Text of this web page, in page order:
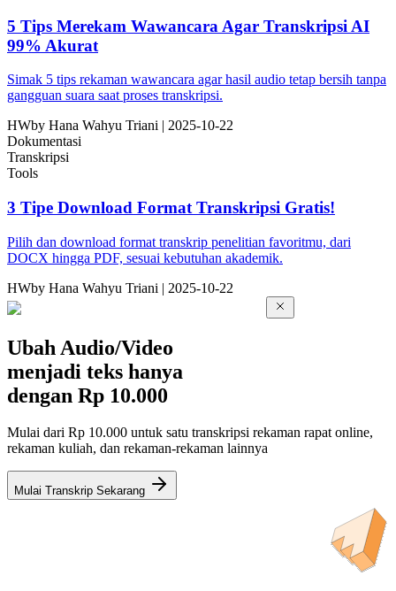
5 Tips Merekam Wawancara Agar Transkripsi AI
99% Akurat
Simak 5 tips rekaman wawancara agar hasil audio tetap bersih tanpa
gangguan suara saat proses transkripsi.
HWby Hana Wahyu Triani | 2025-10-22
Dokumentasi
Transkripsi
Tools
3 Tipe Download Format Transkripsi Gratis!
Pilih dan download format transkrip penelitian favoritmu, dari
DOCX hingga PDF, sesuai kebutuhan akademik.
HWby Hana Wahyu Triani | 2025-10-22
Ubah Audio/Video
menjadi teks hanya
dengan Rp 10.000
Mulai dari Rp 10.000 untuk satu transkripsi rekaman rapat online,
rekaman kuliah, dan rekaman-rekaman lainnya
Mulai Transkrip Sekarang